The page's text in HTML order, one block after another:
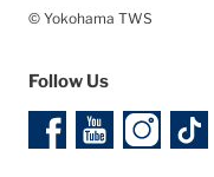
© Yokohama TWS
Follow Us